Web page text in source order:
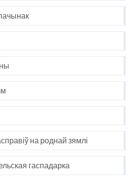
на роднай зямлі
гаспадарка